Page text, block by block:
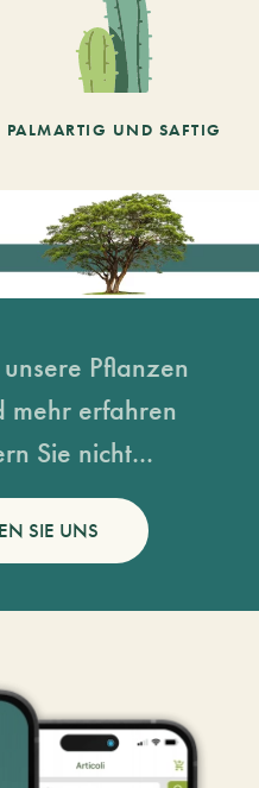
PALMARTIG UND SAFTIG
Pflanzen
mehr erfahren
Sie nicht...
SIE UNS